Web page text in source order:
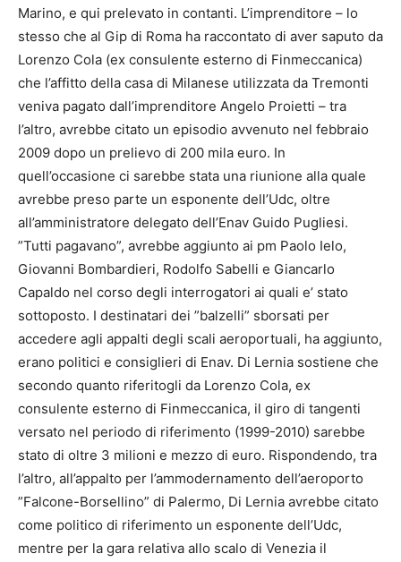
Marino, e qui prelevato in contanti. L’imprenditore – lo
stesso che al Gip di Roma ha raccontato di aver saputo da
Lorenzo Cola (ex consulente esterno di Finmeccanica)
che l’affitto della casa di Milanese utilizzata da Tremonti
veniva pagato dall’imprenditore Angelo Proietti – tra
l’altro, avrebbe citato un episodio avvenuto nel febbraio
2009 dopo un prelievo di 200 mila euro. In
quell’occasione ci sarebbe stata una riunione alla quale
avrebbe preso parte un esponente dell’Udc, oltre
all’amministratore delegato dell’Enav Guido Pugliesi.
”Tutti pagavano”, avrebbe aggiunto ai pm Paolo Ielo,
Giovanni Bombardieri, Rodolfo Sabelli e Giancarlo
Capaldo nel corso degli interrogatori ai quali e’ stato
sottoposto. I destinatari dei ”balzelli” sborsati per
accedere agli appalti degli scali aeroportuali, ha aggiunto,
erano politici e consiglieri di Enav. Di Lernia sostiene che
secondo quanto riferitogli da Lorenzo Cola, ex
consulente esterno di Finmeccanica, il giro di tangenti
versato nel periodo di riferimento (1999-2010) sarebbe
stato di oltre 3 milioni e mezzo di euro. Rispondendo, tra
l’altro, all’appalto per l’ammodernamento dell’aeroporto
”Falcone-Borsellino” di Palermo, Di Lernia avrebbe citato
come politico di riferimento un esponente dell’Udc,
mentre per la gara relativa allo scalo di Venezia il